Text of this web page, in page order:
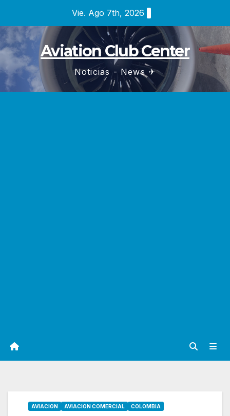
contenido
Vie. Ago 7th, 2026
Aviation Club Center
Noticias - News ✈
AVIACION AVIACION COMERCIAL COLOMBIA